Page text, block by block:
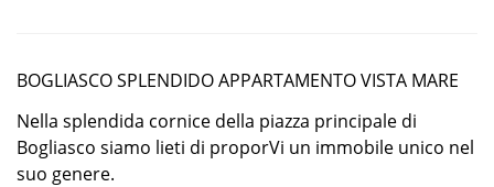
BOGLIASCO SPLENDIDO APPARTAMENTO VISTA MARE
Nella splendida cornice della piazza principale di
Bogliasco siamo lieti di proporVi un immobile unico nel
suo genere.